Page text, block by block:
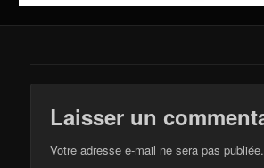
Laisser un
Votre adresse e-mail ne sera pas publiée.